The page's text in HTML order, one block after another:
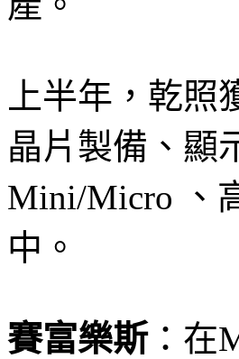
上半年，乾
晶片製備、顯
Mini/Micro 、
中。
賽富樂斯：在